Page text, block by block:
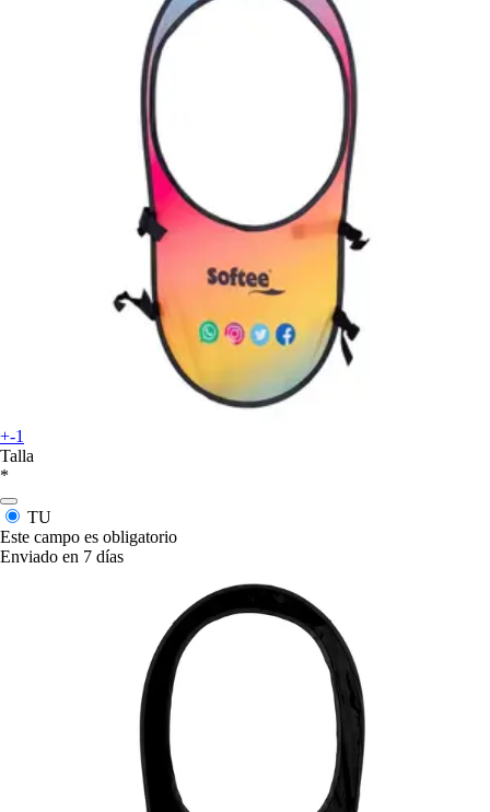
+-1
Talla
*
TU
Este campo es obligatorio
Enviado en 7 días